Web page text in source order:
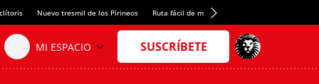
Nuevo tresmil de los Pirineos Ruta fácil de montaña